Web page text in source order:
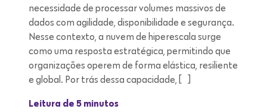
necessidade de processar volumes massivos de
dados com agilidade, disponibilidade e segurança.
Nesse contexto, a nuvem de hiperescala surge
como uma resposta estratégica, permitindo que
organizações operem de forma elástica, resiliente
e global. Por trás dessa capacidade, […]
Leitura de 5 minutos